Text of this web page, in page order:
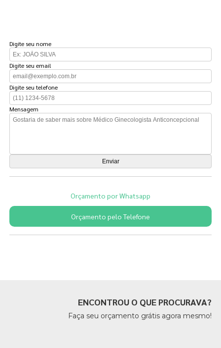
Digite seu nome
Digite seu email
Digite seu telefone
Mensagem
Orçamento por Whatsapp
Orçamento pelo Telefone
ENCONTROU O QUE PROCURAVA?
Faça seu orçamento grátis agora mesmo!